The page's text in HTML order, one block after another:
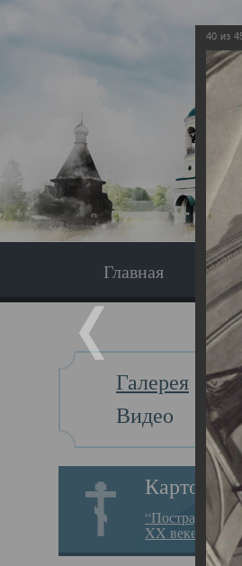
Главная
Галерея
Видео
Картотека
“Пострадавшие
XX веке на
40 из